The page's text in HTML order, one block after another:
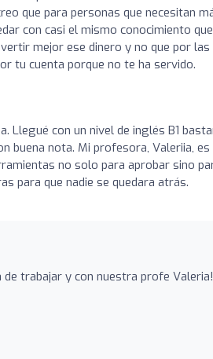
que para personas que necesitan
con casi el mismo conocimiento
mejor ese dinero y no que por las
tu cuenta porque no te ha servido.
Llegué con un nivel de inglés B1
buena nota. Mi profesora, Valeriia, es
no solo para aprobar sino
para que nadie se quedara atrás.
trabajar y con nuestra profe Valeria!